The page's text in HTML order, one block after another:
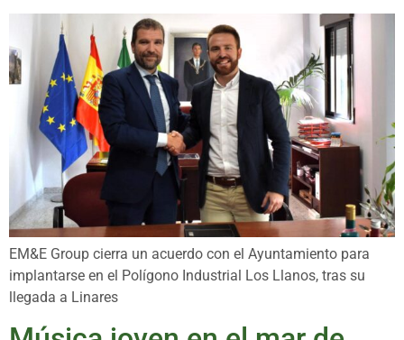
EM&E Group cierra un acuerdo con el Ayuntamiento para
implantarse en el Polígono Industrial Los Llanos, tras su
llegada a Linares